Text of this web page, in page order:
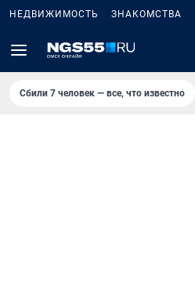
НЕДВИЖИМОСТЬ ЗНАКОМСТВА
Сбили 7 человек — все, что известно